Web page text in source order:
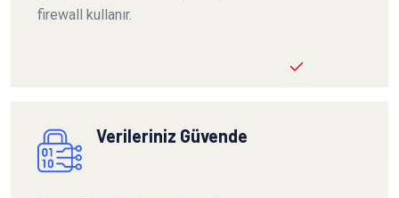
firewall kullanır.
Verileriniz Güvende